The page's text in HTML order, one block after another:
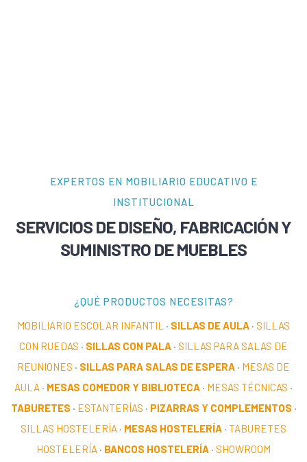
EXPERTOS EN MOBILIARIO EDUCATIVO E
INSTITUCIONAL
SERVICIOS DE DISEÑO, FABRICACIÓN Y
SUMINISTRO DE MUEBLES
¿QUÉ PRODUCTOS NECESITAS?
MOBILIARIO ESCOLAR INFANTIL · SILLAS DE AULA · SILLAS
CON RUEDAS · SILLAS CON PALA · SILLAS PARA SALAS DE
REUNIONES · SILLAS PARA SALAS DE ESPERA · MESAS DE
AULA · MESAS COMEDOR Y BIBLIOTECA · MESAS TÉCNICAS ·
TABURETES · ESTANTERÍAS · PIZARRAS Y COMPLEMENTOS ·
SILLAS HOSTELERÍA · MESAS HOSTELERÍA · TABURETES
HOSTELERÍA · BANCOS HOSTELERÍA · SHOWROOM